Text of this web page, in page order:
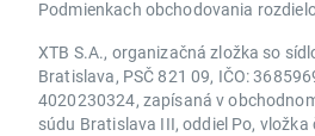
Podmienkach obchodovania
XTB S.A., organizačná zložka so
Bratislava, PSČ 821 09, IČO:
4020230324, zapísaná v
súdu Bratislava III, oddiel Po, vložka